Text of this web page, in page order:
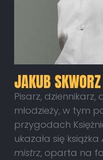
JAKUB SKWORZ
Pisarz, dziennikarz,
młodzieży, w tym
przygodach
ukazała się książka
mistrz, oparta na